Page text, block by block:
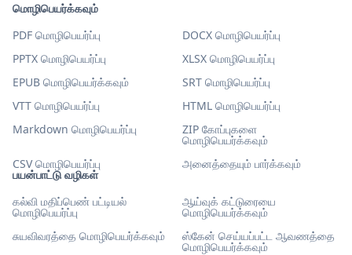
பயன்பாட்டு வழிகள்
கல்வி மதிப்பெண் பட்டியல்
மொழிபெயர்ப்பு
ஆய்வுக் கட்டுரையை
மொழிபெயர்க்கவும்
சுயவிவரத்தை மொழிபெயர்க்கவும்
ஸ்கேன் செய்யப்பட்ட ஆவணத்தை
மொழிபெயர்க்கவும்
மொழிபெயர்க்கவும்
PDF மொழிபெயர்ப்பு
DOCX மொழிபெயர்ப்பு
PPTX மொழிபெயர்ப்பு
XLSX மொழிபெயர்ப்பு
EPUB மொழிபெயர்க்கவும்
SRT மொழிபெயர்ப்பு
VTT மொழிபெயர்ப்பு
HTML மொழிபெயர்ப்பு
Markdown மொழிபெயர்ப்பு
ZIP கோப்புகளை
மொழிபெயர்க்கவும்
CSV மொழிபெயர்ப்பு
அனைத்தையும் பார்க்கவும்